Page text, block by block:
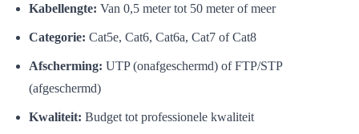
Kabellengte: Van 0,5 meter tot 50 meter of meer
Categorie: Cat5e, Cat6, Cat6a, Cat7 of Cat8
Afscherming: UTP (onafgeschermd) of FTP/STP
(afgeschermd)
Kwaliteit: Budget tot professionele kwaliteit